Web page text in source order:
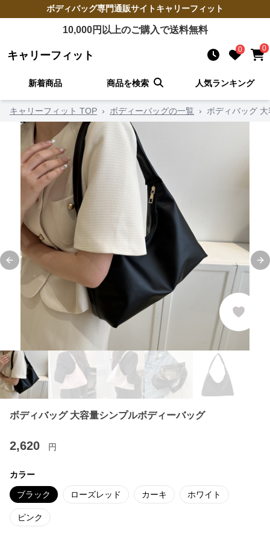
ボディバッグ専門通販サイトキャリーフィット
10,000円以上のご購入で送料無料
キャリーフィット 0 0
新着商品 商品を検索 人気ランキング
キャリーフィット TOP › ボディーバッグの一覧 › ボディバッグ
Previous slide
ボディバッグ 大容量シンプルボディーバッグ
2,620 円
カラー
ブラック ローズレッド カーキ ホワイト
ピンク